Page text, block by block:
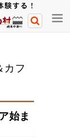
メ
ニ
カフ
始ま